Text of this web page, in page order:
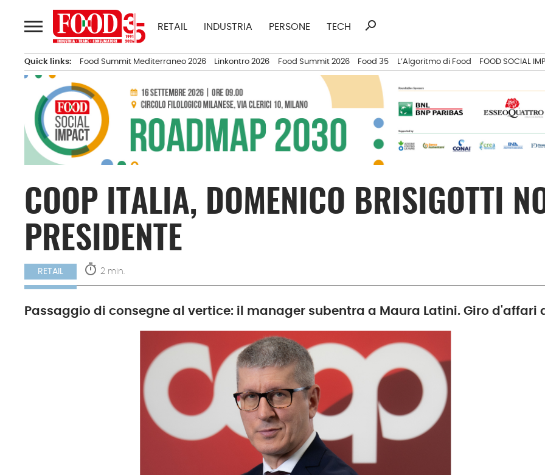
al
contenuto
RETAIL INDUSTRIA PERSONE TECH
Ricerca
search
Quick links: Food Summit Mediterraneo 2026 Linkontro 2026 Food Summit 2026 Food 35 L’Algoritmo di Food FOOD SOCIAL
COOP ITALIA, DOMENICO BRISIGOTTI
PRESIDENTE
RETAIL timer 2 min.
Passaggio di consegne al vertice: il manager subentra a Maura Latini. Giro d'affari